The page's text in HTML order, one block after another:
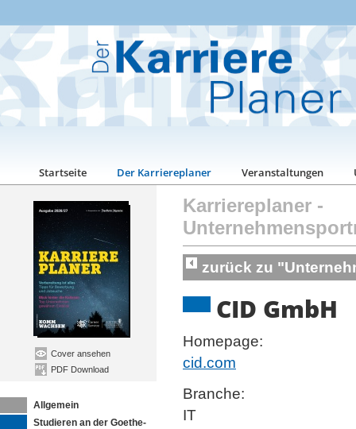
Startseite Der Karriereplaner Veranstaltungen
Cover ansehen
PDF Download
Allgemein
Studieren an der Goethe-
Karriereplaner -
zurück zu
CID GmbH
Homepage:
cid.com
Branche:
IT